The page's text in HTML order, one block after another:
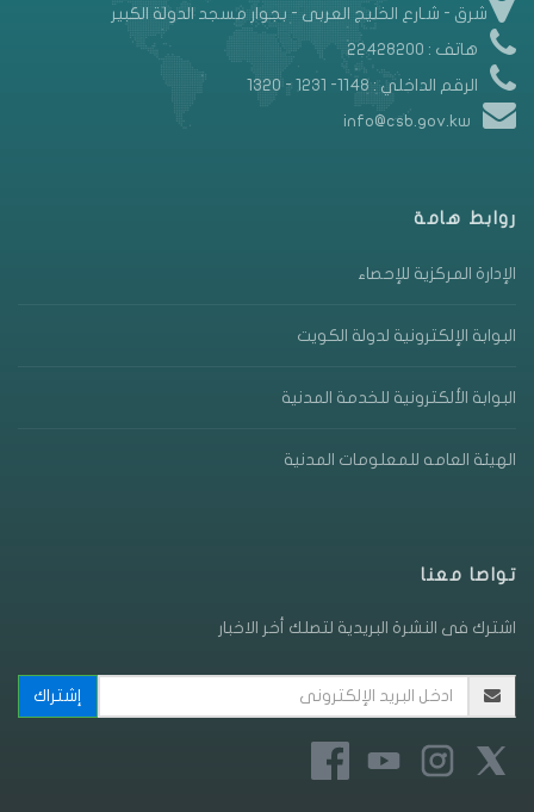
شرق - شـارع الخليج العربى - بجوار مسجد الدولة الكبير
هاتف : 22428200
الرقم الداخلي : 1148- 1231 - 1320
info@csb.gov.kw
روابط هامة
الإدارة المركزية للإحصاء
البوابة الإلكترونية لدولة الكويت
البوابة الألكترونية للخدمة المدنية
الهيئة العامه للمعلومات المدنية
تواصا معنا
اشترك فى النشرة البريدية لتصلك أخر الاخبار